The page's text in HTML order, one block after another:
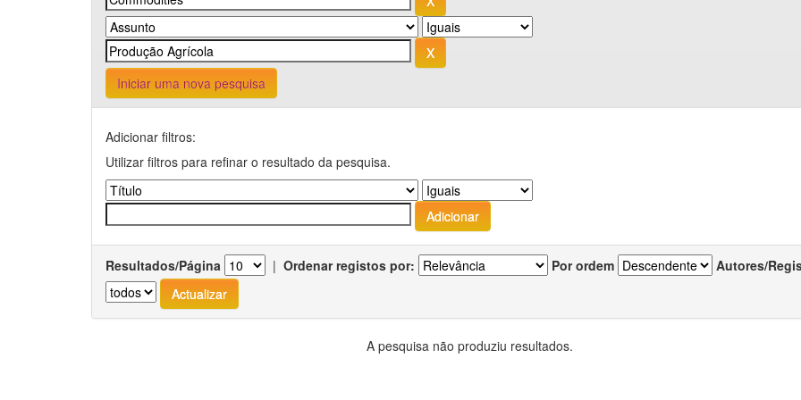
Iniciar uma nova pesquisa
Adicionar filtros:
Utilizar filtros para refinar o resultado da pesquisa.
Resultados/Página | Ordenar registos por: Por ordem Autores/
A pesquisa não produziu resultados.